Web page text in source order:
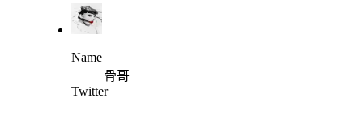
Name
骨哥
Twitter